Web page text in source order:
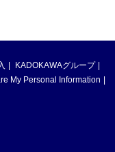
KADOKAWAグループ
My Personal Information